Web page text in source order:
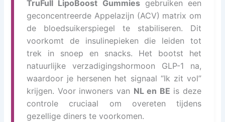
TruFull LipoBoost Gummiesgebruiken een
geconcentreerde Appelazijn (ACV) matrix om
de bloedsuikerspiegel te stabiliseren. Dit
voorkomt de insulinepieken die leiden tot
trek in snoep en snacks. Het bootst het
natuurlijke verzadigingshormoon GLP-1 na,
waardoor je hersenen het signaal “Ik zit vol”
krijgen. Voor inwoners van NL en BE is deze
controle cruciaal om overeten tijdens
gezellige diners te voorkomen.